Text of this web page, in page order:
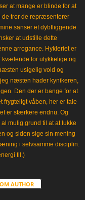
at mange er blinde for at
de tror de repræsenterer
sanser et dybtliggende
at udstille dette
arrogance. Hykleriet er
kvælende for ulykkelige og
usigelig vold og
næsten hader kynikeren,
Den der er bange for at
frygteligt våben, her er tale
er stærkere endnu. Og
mulig grund til at at lukke
og siden sige sin mening
i selvsamme disciplin.
til.)
AUTHOR